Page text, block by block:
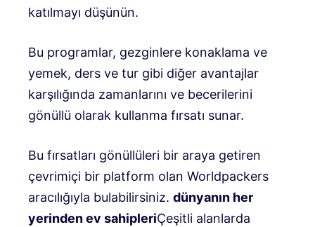
katılmayı düşünün.
Bu programlar, gezginlere konaklama ve
yemek, ders ve tur gibi diğer avantajlar
karşılığında zamanlarını ve becerilerini
gönüllü olarak kullanma fırsatı sunar.
Bu fırsatları gönüllüleri bir araya getiren
çevrimiçi bir platform olan Worldpackers
aracılığıyla bulabilirsiniz. dünyanın her
yerinden ev sahipleriÇeşitli alanlarda